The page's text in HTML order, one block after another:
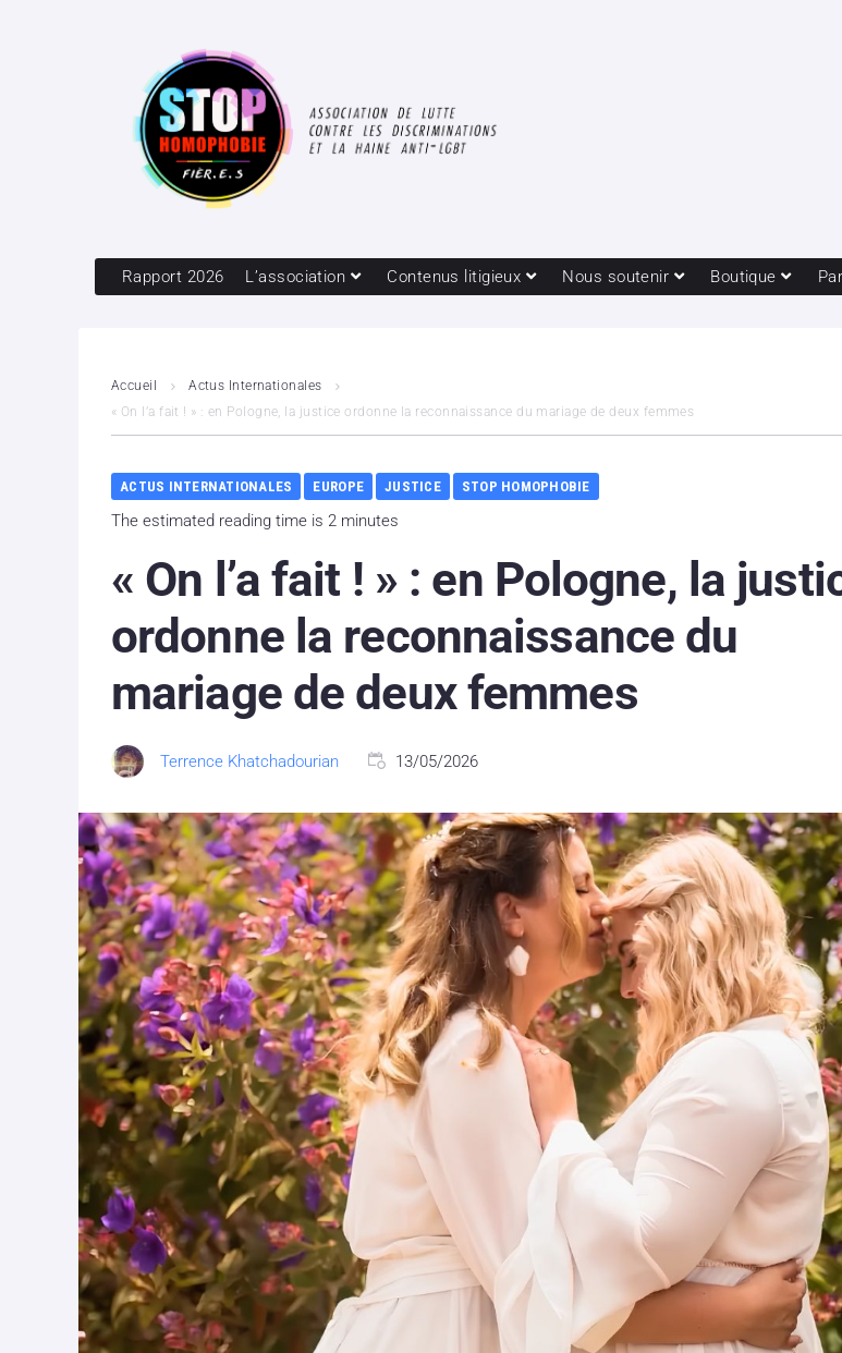
Rapport 2026 L’association Contenus litigieux Nous soutenir Boutique
Accueil
Actus Internationales
« On l’a fait ! » : en Pologne, la justice ordonne la reconnaissance du mariage de deux femmes
ACTUS INTERNATIONALES EUROPE JUSTICE STOP HOMOPHOBIE
The estimated reading time is 2 minutes
« On l’a fait ! » : en Pologne, la
ordonne la reconnaissance du
mariage de deux femmes
Terrence Khatchadourian 13/05/2026